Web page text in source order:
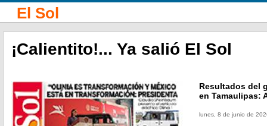
El Sol
¡Calientito!... Ya salió El Sol
Resultados del
en Tamaulipas:
lunes, 8 de junio de